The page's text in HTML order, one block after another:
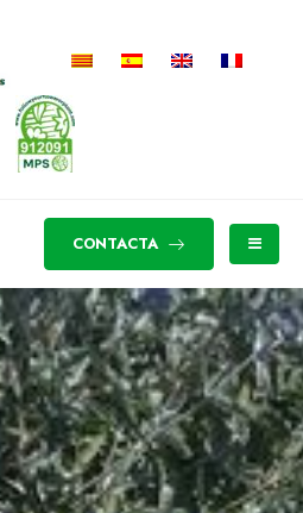
CONTACTA